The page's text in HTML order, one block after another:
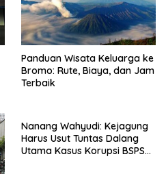
Panduan Wisata Keluarga ke
Bromo: Rute, Biaya, dan Jam
Terbaik
Nanang Wahyudi: Kejagung
Harus Usut Tuntas Dalang
Utama Kasus Korupsi BSPS